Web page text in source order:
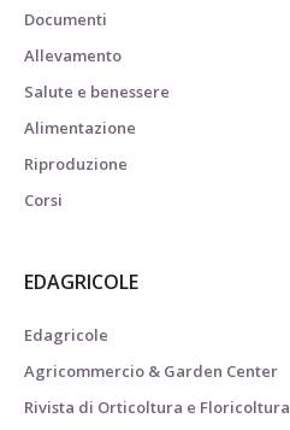
Documenti
Allevamento
Salute e benessere
Alimentazione
Riproduzione
Corsi
EDAGRICOLE
Edagricole
Agricommercio & Garden Center
Rivista di Orticoltura e Floricoltura